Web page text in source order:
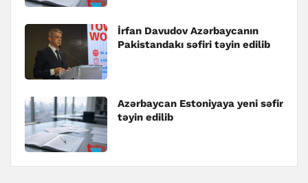
İrfan Davudov Azərbaycanın
Pakistandakı səfiri təyin edilib
Azərbaycan Estoniyaya yeni səfir
təyin edilib